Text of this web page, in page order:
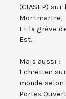
(CIASEP)
Montmartre,
Et la grève
Est...
Mais aussi :
1 chrétien
monde selon
Portes